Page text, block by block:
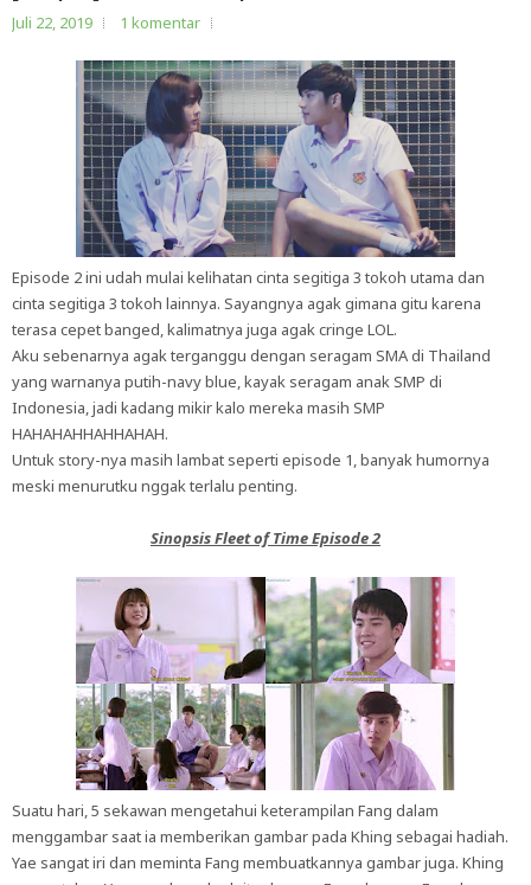
Juli 22, 2019 1 komentar
Episode 2 ini udah mulai kelihatan cinta segitiga 3 tokoh utama dan
cinta segitiga 3 tokoh lainnya. Sayangnya agak gimana gitu karena
terasa cepet banged, kalimatnya juga agak cringe LOL.
Aku sebenarnya agak terganggu dengan seragam SMA di Thailand
yang warnanya putih-navy blue, kayak seragam anak SMP di
Indonesia, jadi kadang mikir kalo mereka masih SMP
HAHAHAHHAHHAHAH.
Untuk story-nya masih lambat seperti episode 1, banyak humornya
meski menurutku nggak terlalu penting.
Sinopsis Fleet of Time Episode 2
Suatu hari, 5 sekawan mengetahui keterampilan Fang dalam
menggambar saat ia memberikan gambar pada Khing sebagai hadiah.
Yae sangat iri dan meminta Fang membuatkannya gambar juga. Khing